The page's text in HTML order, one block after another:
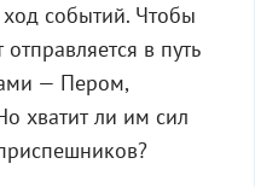
ход событий. Чтобы
в путь
— Пером,
хватит ли им сил